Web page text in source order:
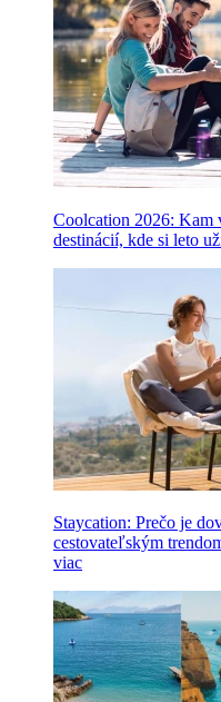
Coolcation 2026: Kam
destinácií, kde si leto
Staycation: Prečo je
cestovateľským
viac